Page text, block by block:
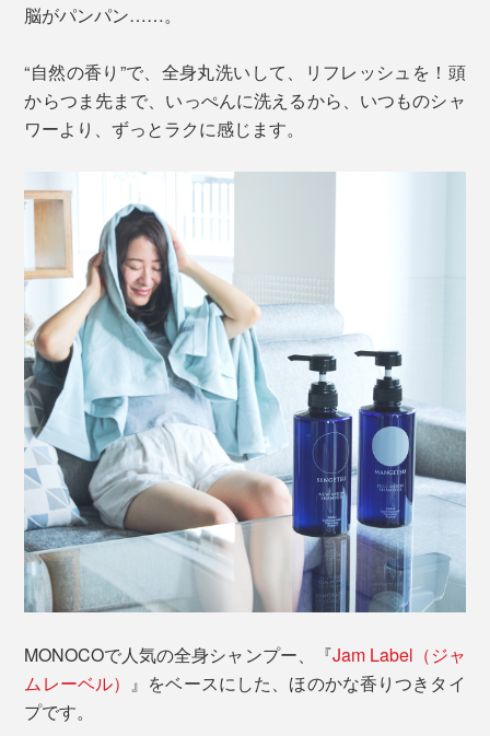
脳がパンパン……。
“自然の香り”で、全身丸洗いして、リフレッシュを！頭
からつま先まで、いっぺんに洗えるから、いつものシャ
ワーより、ずっとラクに感じます。
MONOCOで人気の全身シャンプー、『Jam Label（ジャ
ムレーベル） 』をベースにした、ほのかな香りつきタイ
プです。